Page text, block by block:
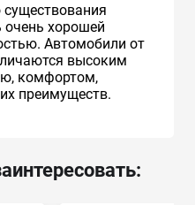
существования
очень хорошей
Автомобили от
высоким
комфортом,
преимуществ.